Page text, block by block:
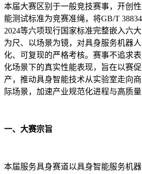
本届大赛区别于一般竞技赛事，开创
能测试标准为竞赛准绳，将GB/T
2024等六项现行国家标准完整嵌入六
为尺、以场景为镜，对具身服务机器
化、可复现的严格考核。赛事不追求
化场景下的真实性能表现，旨在以赛
产，推动具身智能技术从实验室走向
际场景，加速产业规范化进程与高质量
一、大赛宗旨
本届服务具身赛道以具身智能服务机